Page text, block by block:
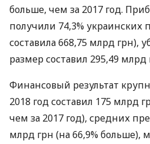
больше, чем за 2017 год.
получили 74,3% украинских
составила 668,75 млрд грн),
размер составил 295,49 млрд
Финансовый результат
2018 год составил 175 млрд
чем за 2017 год), средних
млрд грн (на 66,9% больше),